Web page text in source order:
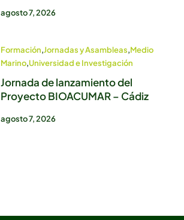
agosto 7, 2026
Formación,Jornadas y Asambleas,Medio
Marino,Universidad e Investigación
Jornada de lanzamiento del
Proyecto BIOACUMAR – Cádiz
agosto 7, 2026